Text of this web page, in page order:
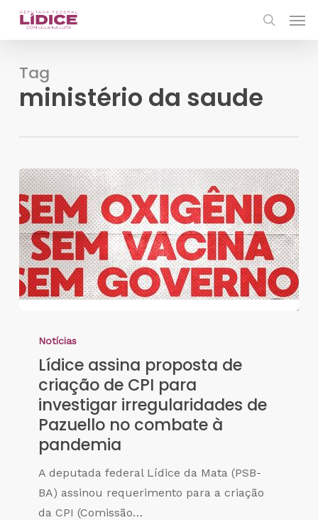
Skip
content
Tag
ministério da saude
Notícias
Lídice assina proposta de
criação de CPI para
investigar irregularidades de
Pazuello no combate à
pandemia
A deputada federal Lídice da Mata (PSB-
BA) assinou requerimento para a criação
da CPI (Comissão…